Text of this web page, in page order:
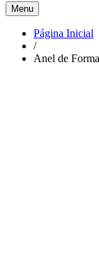
Menu
Página Inicial
/
Anel de